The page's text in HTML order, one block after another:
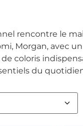
rencontre le
Morgan, avec
coloris
du